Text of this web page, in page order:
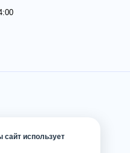
сайт использует